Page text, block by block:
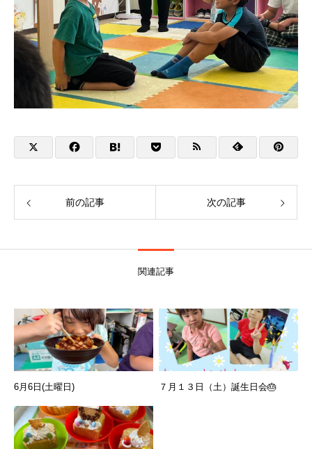
前の記事 次の記事
関連記事
6月6日(土曜日) ７月１３日（土）誕生日会🎂